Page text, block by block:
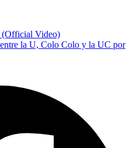
(Official Video)
la U, Colo Colo y la UC por